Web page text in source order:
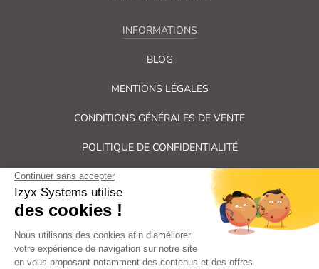
INFORMATIONS
BLOG
MENTIONS LÉGALES
CONDITIONS GÉNÉRALES DE VENTE
POLITIQUE DE CONFIDENTIALITÉ
Tous droits réservés Izyx Systems ©
Contrôle des accès et verrouillage de porte : serrure électrique,